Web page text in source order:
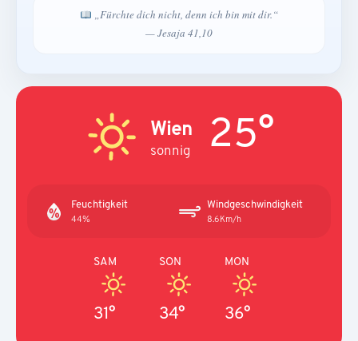
„Fürchte dich nicht, denn ich bin mit dir.“
— Jesaja 41,10
Wien
sonnig 25°
Feuchtigkeit
44%
Windgeschwindigkeit
8.6Km/h
SAM
31°
SON
34°
MON
36°